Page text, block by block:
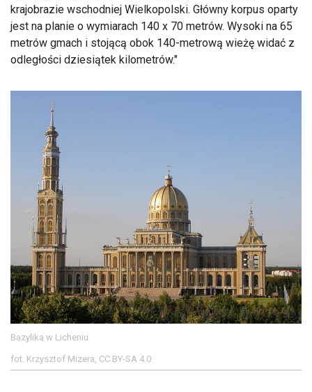
krajobrazie wschodniej Wielkopolski. Główny korpus oparty
jest na planie o wymiarach 140 x 70 metrów. Wysoki na 65
metrów gmach i stojącą obok 140-metrową wieżę widać z
odległości dziesiątek kilometrów."
Bazylika w Licheniu
fot. Krzysztof Mizera, CC BY-SA 4.0